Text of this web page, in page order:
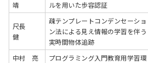
靖
ルを用いた歩容認証
尺長
健
疎テンプレートコンデンセーショ
ン法による見え情報の学習を伴う
実時間物体追跡
中村 亮
プログラミング入門教育用学習環